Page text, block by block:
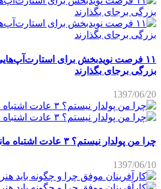
۱۱ فرصت نویدبخش برای
بزرگی برجای بگذارند
1397/06/20
چرا من پولدار نیستم؟ ۳ عادت اشتباه مانع پولدار شدن
1397/06/10